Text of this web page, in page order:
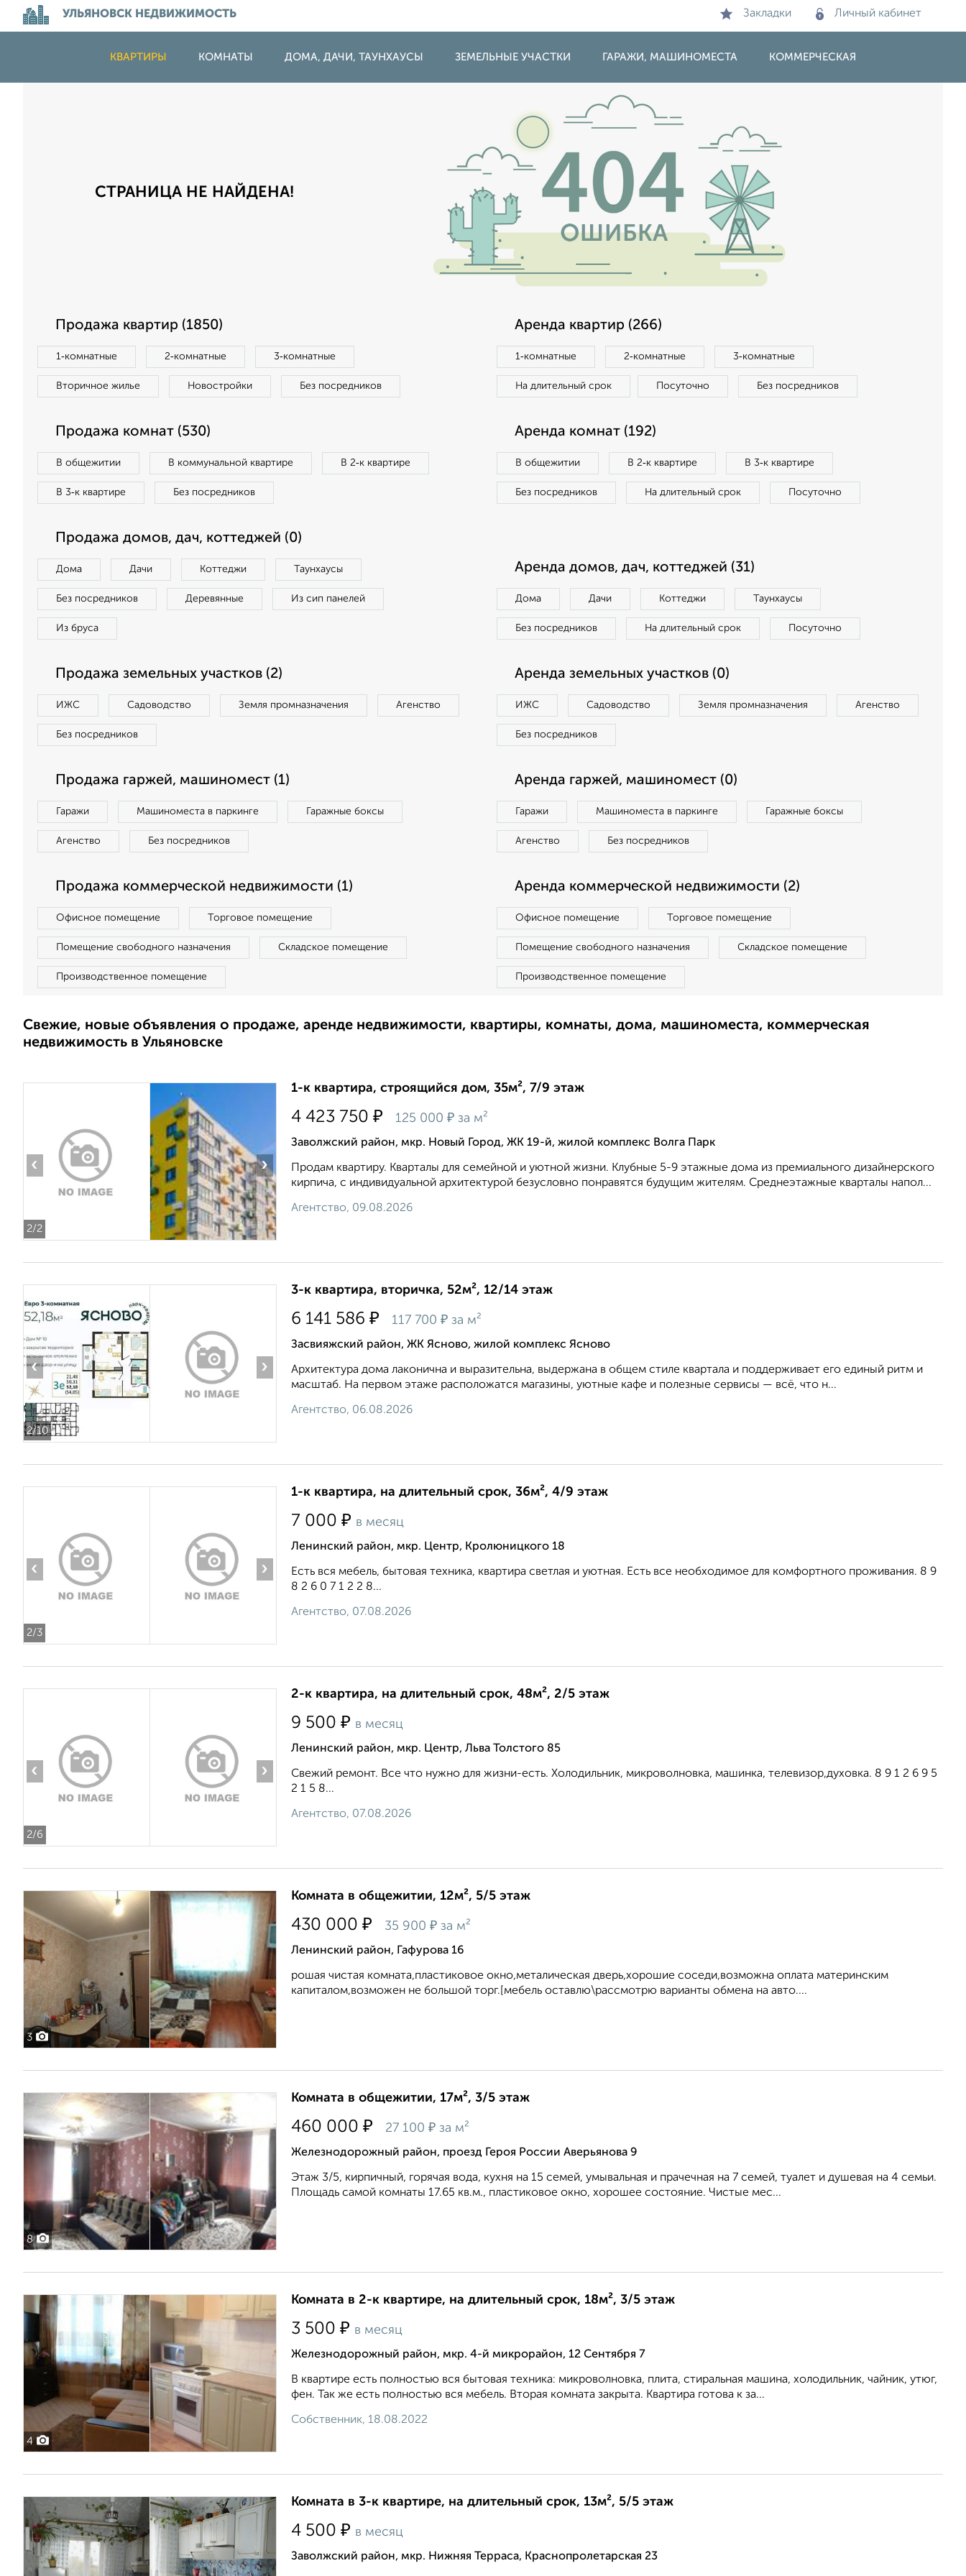
УЛЬЯНОВСК НЕДВИЖИМОСТЬ Закладки Личный кабинет
КВАРТИРЫ КОМНАТЫ ДОМА, ДАЧИ, ТАУНХАУСЫ ЗЕМЕЛЬНЫЕ УЧАСТКИ ГАРАЖИ, МАШИНОМЕСТА КОММЕРЧЕСКАЯ
СТРАНИЦА НЕ НАЙДЕНА!
Продажа квартир (1850)
1‑комнатные 2‑комнатные 3‑комнатные
Вторичное жилье Новостройки Без посредников
Аренда квартир (266)
1‑комнатные 2‑комнатные 3‑комнатные
На длительный срок Посуточно Без посредников
Продажа комнат (530)
В общежитии В коммунальной квартире В 2‑к квартире
В 3‑к квартире Без посредников
Аренда комнат (192)
В общежитии В 2‑к квартире В 3‑к квартире
Без посредников На длительный срок Посуточно
Продажа домов, дач, коттеджей (0)
Дома Дачи Коттеджи Таунхаусы
Без посредников Деревянные Из сип панелей
Из бруса
Аренда домов, дач, коттеджей (31)
Дома Дачи Коттеджи Таунхаусы
Без посредников На длительный срок Посуточно
Продажа земельных участков (2)
ИЖС Садоводство Земля промназначения Агенство
Без посредников
Аренда земельных участков (0)
ИЖС Садоводство Земля промназначения Агенство
Без посредников
Продажа гаржей, машиномест (1)
Гаражи Машиноместа в паркинге Гаражные боксы
Агенство Без посредников
Аренда гаржей, машиномест (0)
Гаражи Машиноместа в паркинге Гаражные боксы
Агенство Без посредников
Продажа коммерческой недвижимости (1)
Офисное помещение Торговое помещение
Помещение свободного назначения Складское помещение
Производственное помещение
Аренда коммерческой недвижимости (2)
Офисное помещение Торговое помещение
Помещение свободного назначения Складское помещение
Производственное помещение
Свежие, новые объявления о продаже, аренде недвижимости, квартиры, комнаты, дома, машиноместа, коммерческая
недвижимость в Ульяновске
2/2
‹ ›
1-к квартира, строящийся дом, 35м², 7/9 этаж
4 423 750 ₽ 125 000 ₽ за м²
Заволжский район, мкр. Новый Город, ЖК 19-й, жилой комплекс Волга Парк
Продам квартиру. Кварталы для семейной и уютной жизни. Клубные 5-9 этажные дома из премиального дизайнерского
кирпича, с индивидуальной архитектурой безусловно понравятся будущим жителям. Среднеэтажные кварталы напол...
Агентство, 09.08.2026
2/10
‹ ›
3-к квартира, вторичка, 52м², 12/14 этаж
6 141 586 ₽ 117 700 ₽ за м²
Засвияжский район, ЖК Ясново, жилой комплекс Ясново
Архитектура дома лаконична и выразительна, выдержана в общем стиле квартала и поддерживает его единый ритм и
масштаб. На первом этаже расположатся магазины, уютные кафе и полезные сервисы — всё, что н...
Агентство, 06.08.2026
2/3
‹ ›
1-к квартира, на длительный срок, 36м², 4/9 этаж
7 000 ₽ в месяц
Ленинский район, мкр. Центр, Кролюницкого 18
Есть вся мебель, бытовая техника, квартира светлая и уютная. Есть все необходимое для комфортного проживания. 8 9
8 2 6 0 7 1 2 2 8...
Агентство, 07.08.2026
2/6
‹ ›
2-к квартира, на длительный срок, 48м², 2/5 этаж
9 500 ₽ в месяц
Ленинский район, мкр. Центр, Льва Толстого 85
Свежий ремонт. Все что нужно для жизни-есть. Холодильник, микроволновка, машинка, телевизор,духовка. 8 9 1 2 6 9 5
2 1 5 8...
Агентство, 07.08.2026
3
Комната в общежитии, 12м², 5/5 этаж
430 000 ₽ 35 900 ₽ за м²
Ленинский район, Гафурова 16
рошая чистая комната,пластиковое окно,металическая дверь,хорошие соседи,возможна оплата материнским
капиталом,возможен не большой торг.[мебель оставлю\рассмотрю варианты обмена на авто....
8
Комната в общежитии, 17м², 3/5 этаж
460 000 ₽ 27 100 ₽ за м²
Железнодорожный район, проезд Героя России Аверьянова 9
Этаж 3/5, кирпичный, горячая вода, кухня на 15 семей, умывальная и прачечная на 7 семей, туалет и душевая на 4 семьи.
Площадь самой комнаты 17.65 кв.м., пластиковое окно, хорошее состояние. Чистые мес...
4
Комната в 2-к квартире, на длительный срок, 18м², 3/5 этаж
3 500 ₽ в месяц
Железнодорожный район, мкр. 4-й микрорайон, 12 Сентября 7
В квартире есть полностью вся бытовая техника: микроволновка, плита, стиральная машина, холодильник, чайник, утюг,
фен. Так же есть полностью вся мебель. Вторая комната закрыта. Квартира готова к за...
Собственник, 18.08.2022
Комната в 3-к квартире, на длительный срок, 13м², 5/5 этаж
4 500 ₽ в месяц
Заволжский район, мкр. Нижняя Терраса, Краснопролетарская 23